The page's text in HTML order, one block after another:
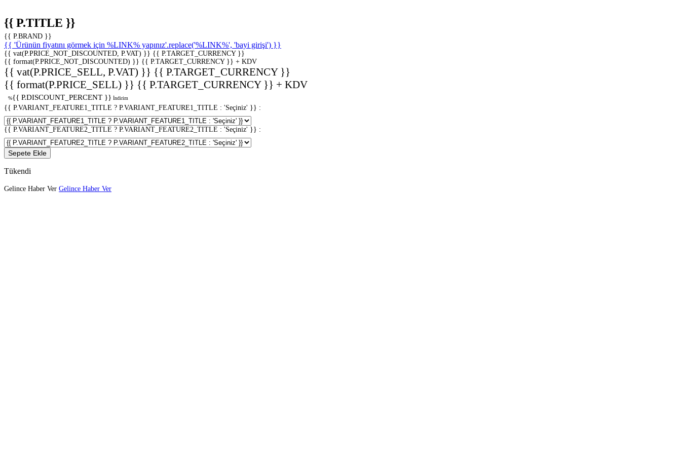
{{ P.TITLE }}
{{ P.BRAND }}
{{ 'Ürünün fiyatını görmek için %LINK% yapınız'.replace('%LINK%', 'bayi girişi') }}
{{ vat(P.PRICE_NOT_DISCOUNTED, P.VAT) }} {{ P.TARGET_CURRENCY }}
{{ format(P.PRICE_NOT_DISCOUNTED) }} {{ P.TARGET_CURRENCY }} + KDV
{{ vat(P.PRICE_SELL, P.VAT) }} {{ P.TARGET_CURRENCY }}
{{ format(P.PRICE_SELL) }} {{ P.TARGET_CURRENCY }} + KDV
%{{ P.DISCOUNT_PERCENT }} İndirim
{{ P.VARIANT_FEATURE1_TITLE ? P.VARIANT_FEATURE1_TITLE : 'Seçiniz' }} :
{{ P.VARIANT_FEATURE2_TITLE ? P.VARIANT_FEATURE2_TITLE : 'Seçiniz' }} :
Sepete Ekle
Tükendi
Gelince Haber Ver Gelince Haber Ver